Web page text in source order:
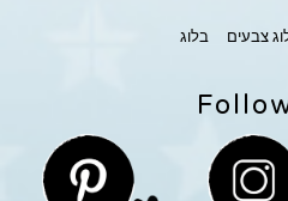
צבעים בלוג